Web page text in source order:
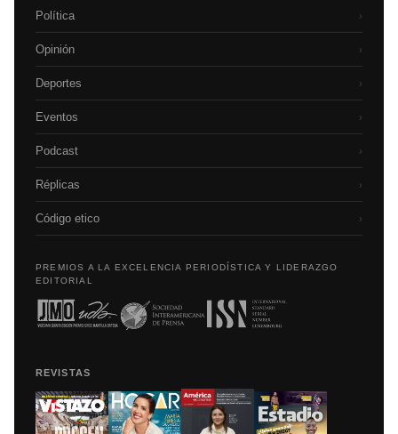
Política ›
Opinión ›
Deportes ›
Eventos ›
Podcast ›
Réplicas ›
Código etico ›
PREMIOS A LA EXCELENCIA PERIODÍSTICA Y LIDERAZGO
EDITORIAL
REVISTAS